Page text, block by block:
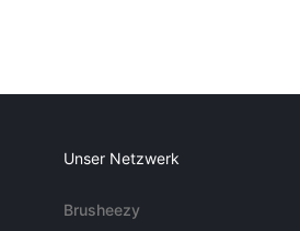
Unser Netzwerk
Brusheezy